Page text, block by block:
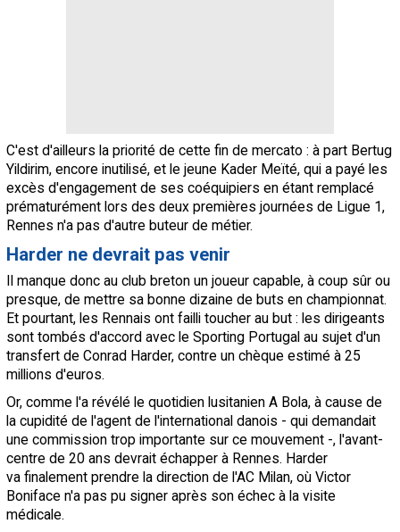
C'est d'ailleurs la priorité de cette fin de mercato : à part Bertug
Yildirim, encore inutilisé, et le jeune Kader Meïté, qui a payé les
excès d'engagement de ses coéquipiers en étant remplacé
prématurément lors des deux premières journées de Ligue 1,
Rennes n'a pas d'autre buteur de métier.
Harder ne devrait pas venir
Il manque donc au club breton un joueur capable, à coup sûr ou
presque, de mettre sa bonne dizaine de buts en championnat.
Et pourtant, les Rennais ont failli toucher au but : les dirigeants
sont tombés d'accord avec le Sporting Portugal au sujet d'un
transfert de Conrad Harder, contre un chèque estimé à 25
millions d'euros.
Or, comme l'a révélé le quotidien lusitanien A Bola, à cause de
la cupidité de l'agent de l'international danois - qui demandait
une commission trop importante sur ce mouvement -, l'avant-
centre de 20 ans devrait échapper à Rennes. Harder
va finalement prendre la direction de l'AC Milan, où Victor
Boniface n'a pas pu signer après son échec à la visite
médicale.